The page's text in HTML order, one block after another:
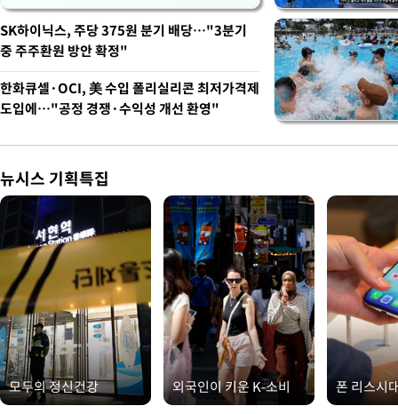
SK하이닉스, 주당 375원 분기 배당…"3분기
중 주주환원 방안 확정"
한화큐셀·OCI, 美 수입 폴리실리콘 최저가격제
도입에…"공정 경쟁·수익성 개선 환영"
뉴시스 기획특집
모두의 정신건강 외국인이 키운 K-소비 폰 리스시